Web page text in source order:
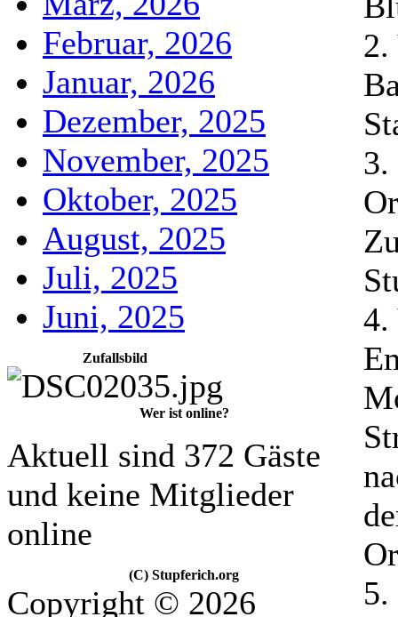
Februar, 2026
Januar, 2026
Dezember, 2025
November, 2025
Oktober, 2025
August, 2025
Juli, 2025
Juni, 2025
Zufallsbild
Wer ist online?
Aktuell sind 372 Gäste
und keine Mitglieder
online
(C) Stupferich.org
Copyright © 2026
2.
3.
4.